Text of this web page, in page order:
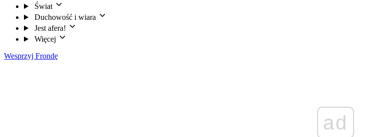
Świat
Duchowość i wiara
Jest afera!
Więcej
Wesprzyj Frondę
ad